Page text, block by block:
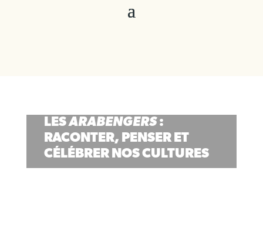
LESARABENGERS:
RACONTER, PENSER ET
CÉLÉBRER NOS CULTURES